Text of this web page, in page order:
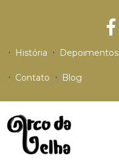
História Depoimentos
Contato Blog